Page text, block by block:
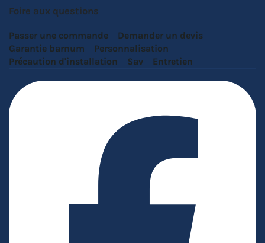
Foire aux questions
Passer une commande
Demander un devis
Garantie barnum
Personnalisation
Précaution d'installation
Sav Entretien